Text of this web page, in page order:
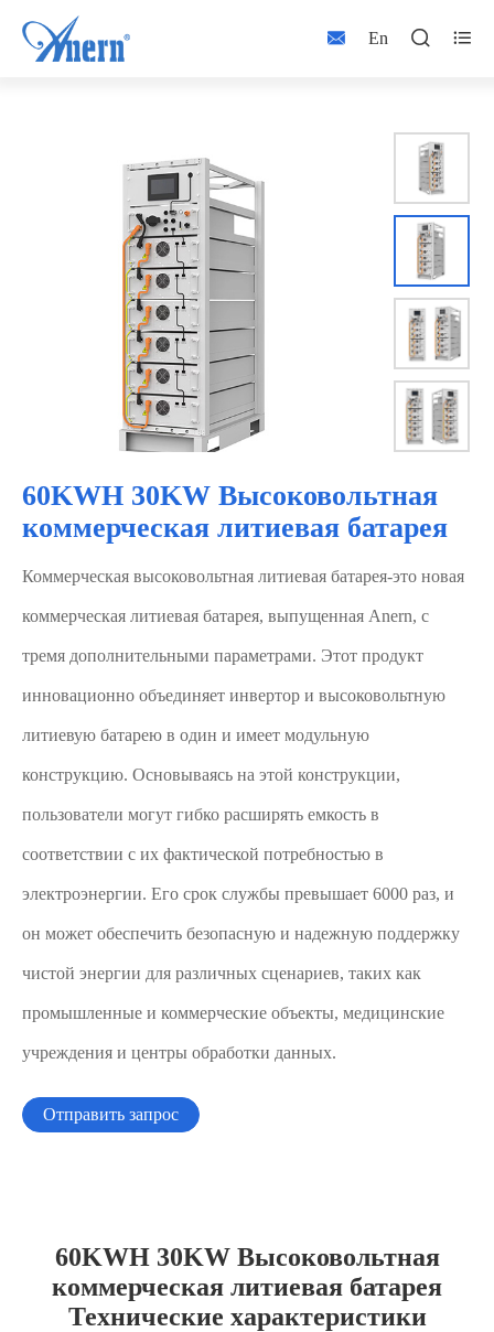
 En  
60KWH 30KW Высоковольтная
коммерческая литиевая батарея
Коммерческая высоковольтная литиевая батарея-это новая
коммерческая литиевая батарея, выпущенная Anern, с
тремя дополнительными параметрами. Этот продукт
инновационно объединяет инвертор и высоковольтную
литиевую батарею в один и имеет модульную
конструкцию. Основываясь на этой конструкции,
пользователи могут гибко расширять емкость в
соответствии с их фактической потребностью в
электроэнергии. Его срок службы превышает 6000 раз, и
он может обеспечить безопасную и надежную поддержку
чистой энергии для различных сценариев, таких как
промышленные и коммерческие объекты, медицинские
учреждения и центры обработки данных.
Отправить запрос
60KWH 30KW Высоковольтная
коммерческая литиевая батарея
Технические характеристики